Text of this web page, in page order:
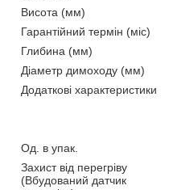
Висота (мм)
Гарантійний термін (міс)
Глибина (мм)
Діаметр димоходу (мм)
Додаткові характеристики
Од. в упак.
Захист від перегріву
(Вбудований датчик